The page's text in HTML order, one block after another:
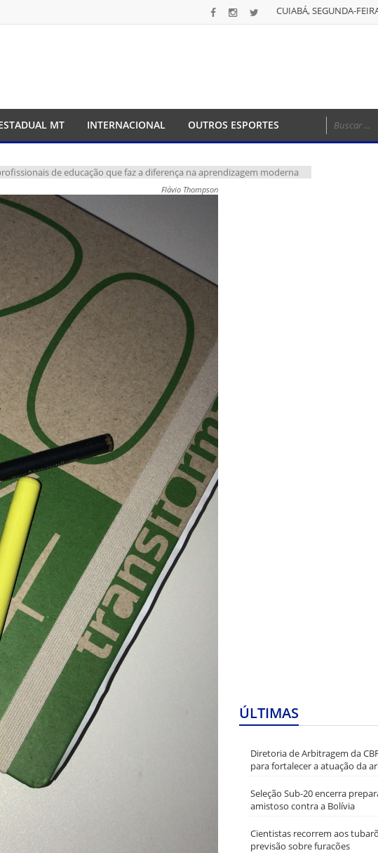
CUIABÁ, SEGUNDA-
MT INTERNACIONAL OUTROS ESPORTES
de educação que faz a diferença na aprendizagem moderna
Flávio Thompson
ÚLTIMAS
Diretoria de Arbitragem da
para fortalecer a atuação da
Seleção Sub-20 encerra
amistoso contra a Bolívia
Cientistas recorrem aos
previsão sobre furacões